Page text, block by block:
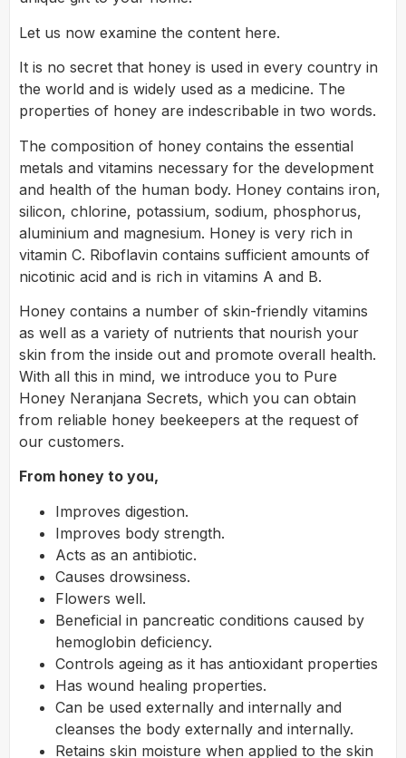
Let us now examine the content here.
It is no secret that honey is used in every country in
the world and is widely used as a medicine. The
properties of honey are indescribable in two words.
The composition of honey contains the essential
metals and vitamins necessary for the development
and health of the human body. Honey contains iron,
silicon, chlorine, potassium, sodium, phosphorus,
aluminium and magnesium. Honey is very rich in
vitamin C. Riboflavin contains sufficient amounts of
nicotinic acid and is rich in vitamins A and B.
Honey contains a number of skin-friendly vitamins
as well as a variety of nutrients that nourish your
skin from the inside out and promote overall health.
With all this in mind, we introduce you to Pure
Honey Neranjana Secrets, which you can obtain
from reliable honey beekeepers at the request of
our customers.
From honey to you,
Improves digestion.
Improves body strength.
Acts as an antibiotic.
Causes drowsiness.
Flowers well.
Beneficial in pancreatic conditions caused by
hemoglobin deficiency.
Controls ageing as it has antioxidant properties
Has wound healing properties.
Can be used externally and internally and
cleanses the body externally and internally.
Retains skin moisture when applied to the skin